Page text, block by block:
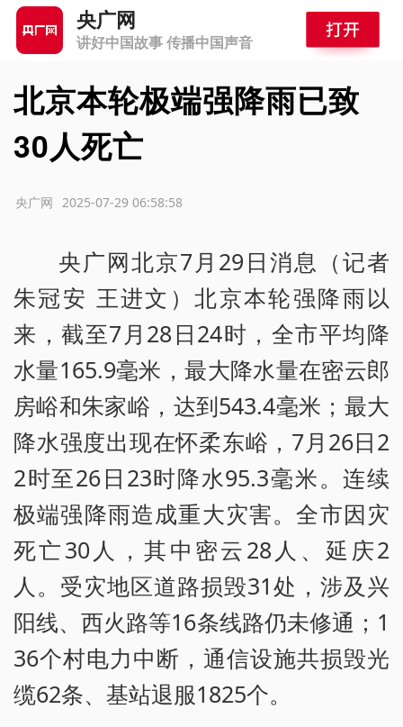
央广网
讲好中国故事 传播中国声音
北京本轮极端强降雨已致
30人死亡
2025-07-29 06:58:58
央广网
央广网北京7月29日消息（记者
朱冠安 王进文）北京本轮强降雨以
来，截至7月28日24时，全市平均降
水量165.9毫米，最大降水量在密云郎
房峪和朱家峪，达到543.4毫米；最大
降水强度出现在怀柔东峪，7月26日2
2时至26日23时降水95.3毫米。连续
极端强降雨造成重大灾害。全市因灾
死亡30人，其中密云28人、延庆2
人。受灾地区道路损毁31处，涉及兴
阳线、西火路等16条线路仍未修通；1
36个村电力中断，通信设施共损毁光
缆62条、基站退服1825个。